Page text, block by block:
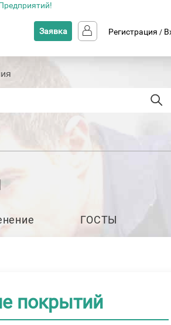
Заявка Регистрация /
ГОСТЫ
покрытий